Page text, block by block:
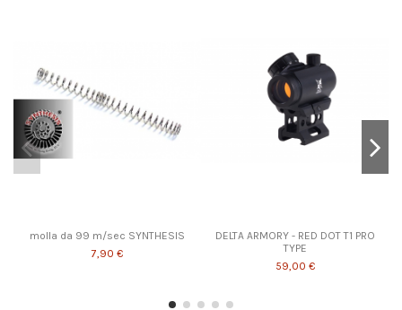
molla da 99 m/sec SYNTHESIS
7,90 €
DELTA ARMORY - RED DOT T1 PRO
TYPE
59,00 €